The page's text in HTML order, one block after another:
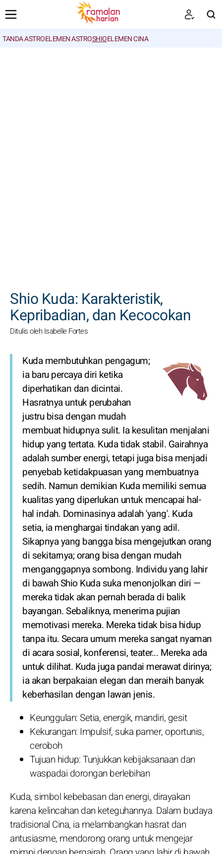
TANDA ASTROELEMEN ASTROSHIOELEMEN CINA
Shio Kuda: Karakteristik,
Kepribadian, dan Kecocokan
Ditulis oleh Isabelle Fortes
Kuda membutuhkan pengagum;
ia baru percaya diri ketika
diperhatikan dan dicintai.
Hasratnya untuk perubahan
justru bisa dengan mudah
membuat hidupnya sulit. Ia kesulitan menjalani
hidup yang tertata. Kuda tidak stabil. Gairahnya
adalah sumber energi, tetapi juga bisa menjadi
penyebab ketidakpuasan yang membuatnya
sedih. Namun demikian Kuda memiliki semua
kualitas yang diperlukan untuk mencapai hal-
hal indah. Dominasinya adalah 'yang'. Kuda
setia, ia menghargai tindakan yang adil.
Sikapnya yang bangga bisa mengejutkan orang
di sekitarnya; orang bisa dengan mudah
menganggapnya sombong. Individu yang lahir
di bawah Shio Kuda suka menonjolkan diri —
mereka tidak akan pernah berada di balik
bayangan. Sebaliknya, menerima pujian
memotivasi mereka. Mereka tidak bisa hidup
tanpa itu. Secara umum mereka sangat nyaman
di acara sosial, konferensi, teater... Mereka ada
untuk dilihat. Kuda juga pandai merawat dirinya;
ia akan berpakaian elegan dan meraih banyak
keberhasilan dengan lawan jenis.
Keunggulan: Setia, energik, mandiri, gesit
Kekurangan: Impulsif, suka pamer, oportunis,
ceroboh
Tujuan hidup: Tunjukkan kebijaksanaan dan
waspadai dorongan berlebihan
Kuda, simbol kebebasan dan energi, dirayakan
karena kelincahan dan keteguhannya. Dalam budaya
tradisional Cina, ia melambangkan hasrat dan
antusiasme, mendorong orang untuk mengejar